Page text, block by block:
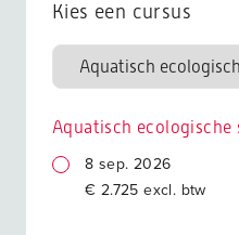
Kies een cursus
Aquatisch ecologische
8 sep. 2026
€ 2.725 excl. btw